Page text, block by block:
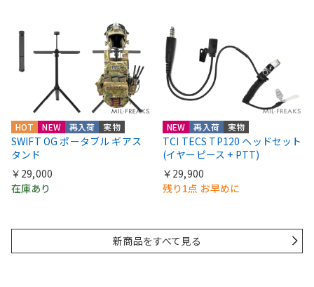
HOT NEW 再入荷 実物
SWIFT OG ポータブル ギアス
タンド
￥29,000
在庫あり
NEW 再入荷 実物
TCI TECS TP120 ヘッドセット
(イヤーピース + PTT)
￥29,900
残り1点 お早めに
新商品をすべて見る